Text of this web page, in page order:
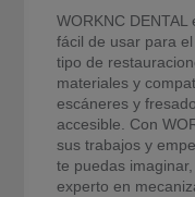
WORKNC
fácil de usar para
tipo de
materiales y
escáneres y
accesible. Con
sus trabajos y
te puedas
experto en